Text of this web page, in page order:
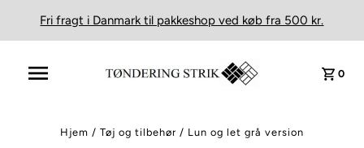
Fri fragt i Danmark til pakkeshop ved køb fra 500 kr.
0
Hjem / Tøj og tilbehør / Lun og let grå version